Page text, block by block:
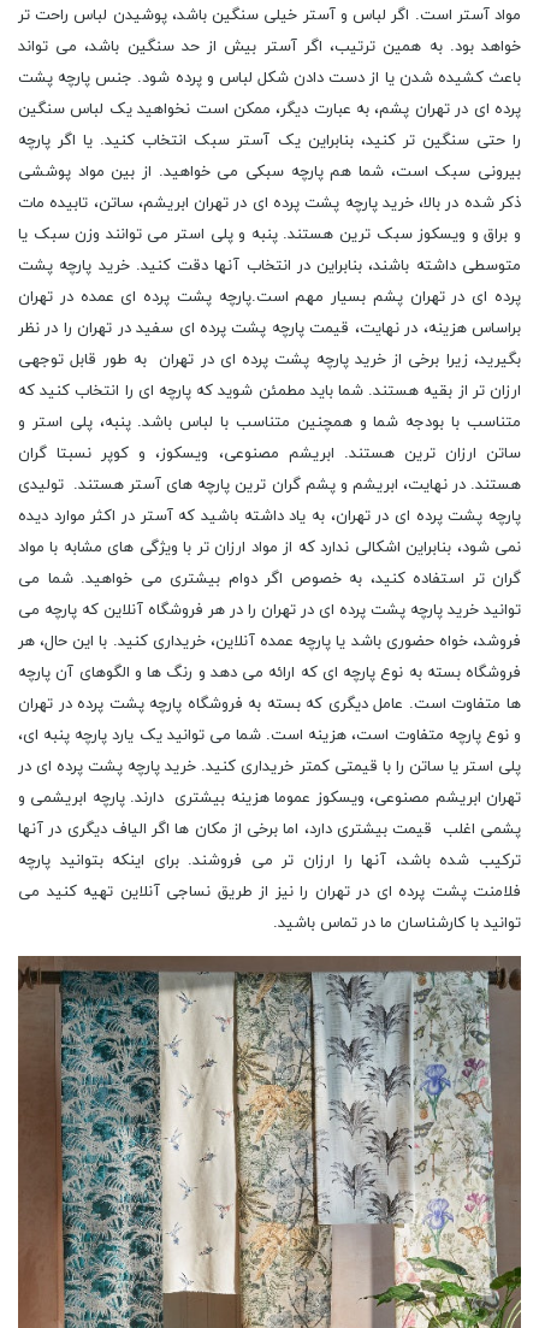
مواد آستر است. اگر لباس و آستر خیلی سنگین باشد، پوشیدن لباس راحت تر
خواهد بود. به همین ترتیب، اگر آستر بیش از حد سنگین باشد، می تواند
باعث کشیده شدن یا از دست دادن شکل لباس و پرده شود. جنس پارچه پشت
پرده ای در تهران پشم، به عبارت دیگر، ممکن است نخواهید یک لباس سنگین
را حتی سنگین تر کنید، بنابراین یک آستر سبک انتخاب کنید. یا اگر پارچه
بیرونی سبک است، شما هم پارچه سبکی می خواهید. از بین مواد پوششی
ذکر شده در بالا، خرید پارچه پشت پرده ای در تهران ابریشم، ساتن، تابیده مات
و براق و ویسکوز سبک ترین هستند. پنبه و پلی استر می توانند وزن سبک یا
متوسطی داشته باشند، بنابراین در انتخاب آنها دقت کنید. خرید پارچه پشت
پرده ای در تهران پشم بسیار مهم است.پارچه پشت پرده ای عمده در تهران
براساس هزینه، در نهایت، قیمت پارچه پشت پرده ای سفید در تهران را در نظر
بگیرید، زیرا برخی از خرید پارچه پشت پرده ای در تهران به طور قابل توجهی
ارزان تر از بقیه هستند. شما باید مطمئن شوید که پارچه ای را انتخاب کنید که
متناسب با بودجه شما و همچنین متناسب با لباس باشد. پنبه، پلی استر و
ساتن ارزان ترین هستند. ابریشم مصنوعی، ویسکوز، و کوپر نسبتا گران
هستند. در نهایت، ابریشم و پشم گران ترین پارچه های آستر هستند. تولیدی
پارچه پشت پرده ای در تهران، به یاد داشته باشید که آستر در اکثر موارد دیده
نمی شود، بنابراین اشکالی ندارد که از مواد ارزان تر با ویژگی های مشابه با مواد
گران تر استفاده کنید، به خصوص اگر دوام بیشتری می خواهید. شما می
توانید خرید پارچه پشت پرده ای در تهران را در هر فروشگاه آنلاین که پارچه می
فروشد، خواه حضوری باشد یا پارچه عمده آنلاین، خریداری کنید. با این حال، هر
فروشگاه بسته به نوع پارچه ای که ارائه می دهد و رنگ ها و الگوهای آن پارچه
ها متفاوت است. عامل دیگری که بسته به فروشگاه پارچه پشت پرده در تهران
و نوع پارچه متفاوت است، هزینه است. شما می توانید یک یارد پارچه پنبه ای،
پلی استر یا ساتن را با قیمتی کمتر خریداری کنید. خرید پارچه پشت پرده ای در
تهران ابریشم مصنوعی، ویسکوز عموما هزینه بیشتری دارند. پارچه ابریشمی و
پشمی اغلب قیمت بیشتری دارد، اما برخی از مکان ها اگر الیاف دیگری در آنها
ترکیب شده باشد، آنها را ارزان تر می فروشند. برای اینکه بتوانید پارچه
فلامنت پشت پرده ای در تهران را نیز از طریق نساجی آنلاین تهیه کنید می
توانید با کارشناسان ما در تماس باشید.